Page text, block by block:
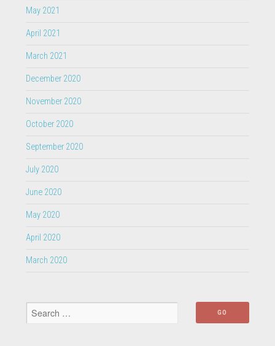
May 2021
April 2021
March 2021
December 2020
November 2020
October 2020
September 2020
July 2020
June 2020
May 2020
April 2020
March 2020